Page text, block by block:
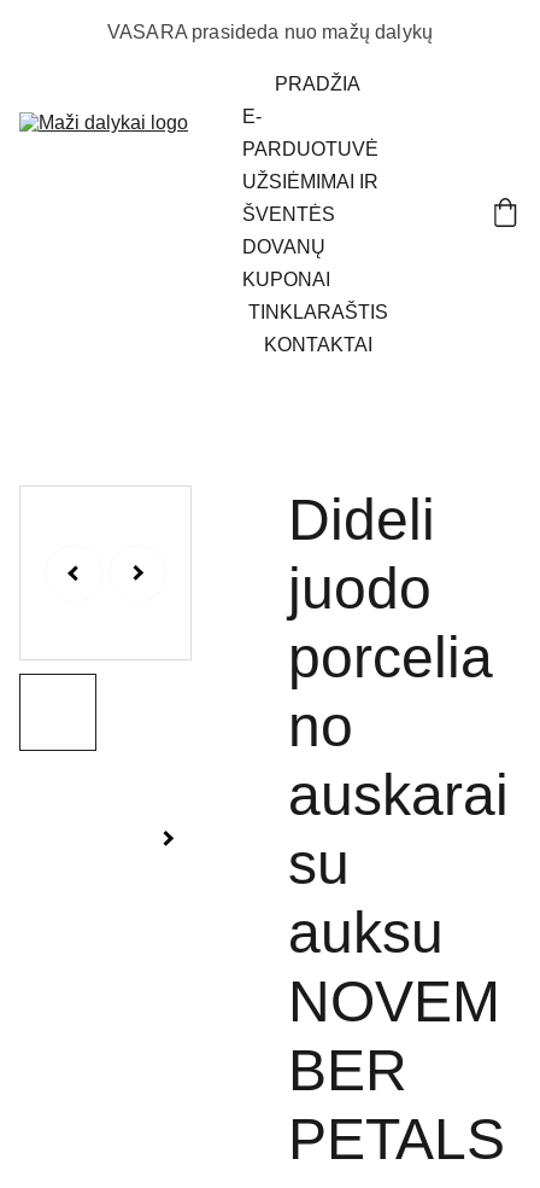
VASARA prasideda nuo mažų dalykų
PRADŽIA
E-
PARDUOTUVĖ
UŽSIĖMIMAI IR
ŠVENTĖS
DOVANŲ
KUPONAI
TINKLARAŠTIS
KONTAKTAI
Dideli
juodo
porcelia
no
auskarai
su
auksu
NOVEM
BER
PETALS